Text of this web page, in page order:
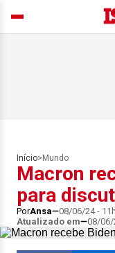
Início> Mundo
Macron
para
PorAnsa 08/06/24 -
Atualizado em
08/06/